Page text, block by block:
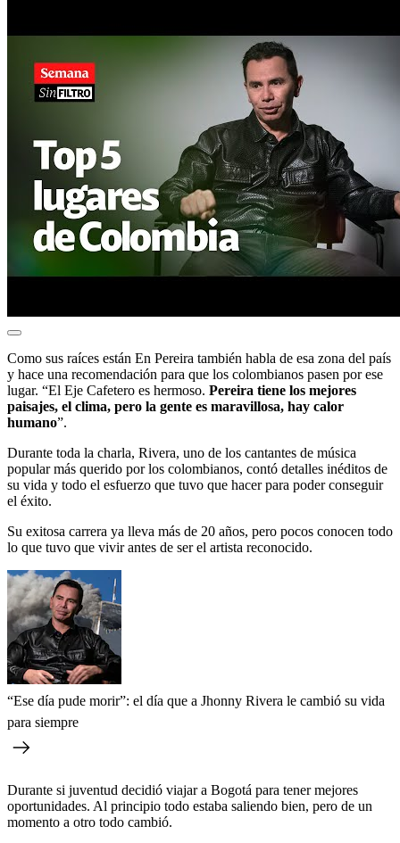
Como sus raíces están En Pereira también habla de esa zona del país
y hace una recomendación para que los colombianos pasen por ese
lugar. “El Eje Cafetero es hermoso. Pereira tiene los mejores
paisajes, el clima, pero la gente es maravillosa, hay calor
humano”.
Durante toda la charla, Rivera, uno de los cantantes de música
popular más querido por los colombianos, contó detalles inéditos de
su vida y todo el esfuerzo que tuvo que hacer para poder conseguir
el éxito.
Su exitosa carrera ya lleva más de 20 años, pero pocos conocen todo
lo que tuvo que vivir antes de ser el artista reconocido.
“Ese día pude morir”: el día que a Jhonny Rivera le cambió su vida
para siempre
Durante si juventud decidió viajar a Bogotá para tener mejores
oportunidades. Al principio todo estaba saliendo bien, pero de un
momento a otro todo cambió.